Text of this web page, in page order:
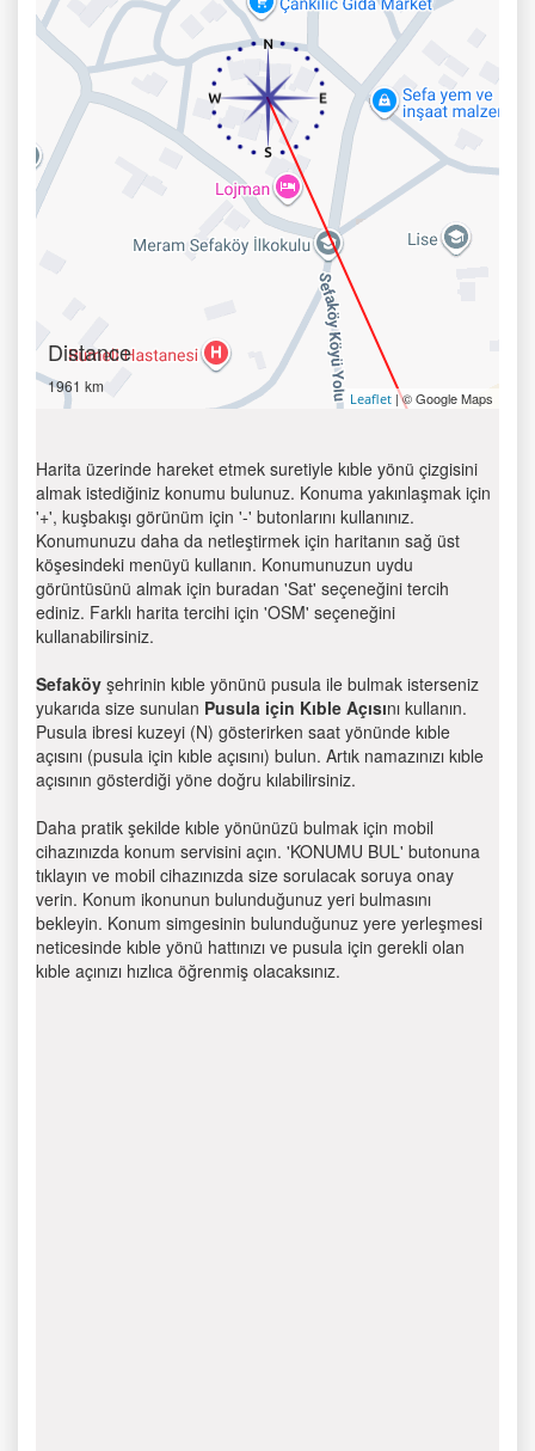
Distance
1961 km
Leaflet | © Google Maps
Harita üzerinde hareket etmek suretiyle kıble yönü çizgisini
almak istediğiniz konumu bulunuz. Konuma yakınlaşmak için
'+', kuşbakışı görünüm için '-' butonlarını kullanınız.
Konumunuzu daha da netleştirmek için haritanın sağ üst
köşesindeki menüyü kullanın. Konumunuzun uydu
görüntüsünü almak için buradan 'Sat' seçeneğini tercih
ediniz. Farklı harita tercihi için 'OSM' seçeneğini
kullanabilirsiniz.
Sefaköy şehrinin kıble yönünü pusula ile bulmak isterseniz
yukarıda size sunulan Pusula için Kıble Açısını kullanın.
Pusula ibresi kuzeyi (N) gösterirken saat yönünde kıble
açısını (pusula için kıble açısını) bulun. Artık namazınızı kıble
açısının gösterdiği yöne doğru kılabilirsiniz.
Daha pratik şekilde kıble yönünüzü bulmak için mobil
cihazınızda konum servisini açın. 'KONUMU BUL' butonuna
tıklayın ve mobil cihazınızda size sorulacak soruya onay
verin. Konum ikonunun bulunduğunuz yeri bulmasını
bekleyin. Konum simgesinin bulunduğunuz yere yerleşmesi
neticesinde kıble yönü hattınızı ve pusula için gerekli olan
kıble açınızı hızlıca öğrenmiş olacaksınız.